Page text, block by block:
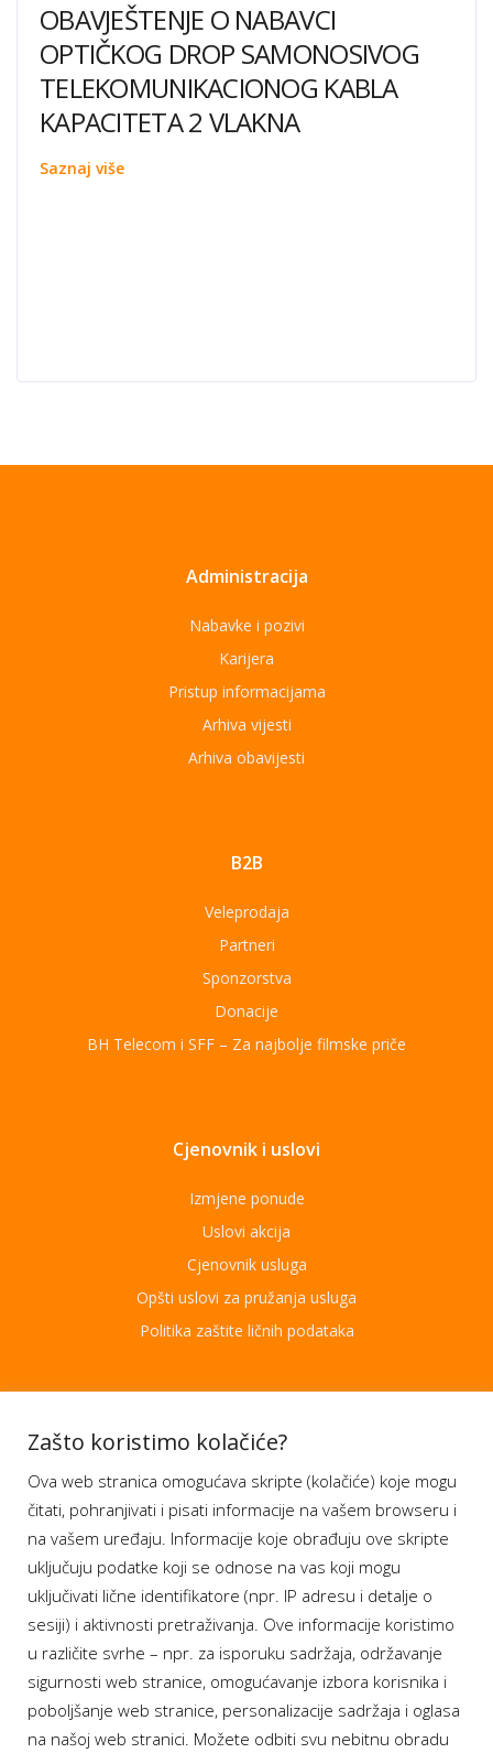
OBAVJEŠTENJE O NABAVCI
OPTIČKOG DROP SAMONOSIVOG
TELEKOMUNIKACIONOG KABLA
KAPACITETA 2 VLAKNA
Saznaj više
Administracija
Nabavke i pozivi
Karijera
Pristup informacijama
Arhiva vijesti
Arhiva obavijesti
B2B
Veleprodaja
Partneri
Sponzorstva
Donacije
BH Telecom i SFF – Za najbolje filmske priče
Cjenovnik i uslovi
Izmjene ponude
Uslovi akcija
Cjenovnik usluga
Opšti uslovi za pružanja usluga
Politika zaštite ličnih podataka
Aplikacije
Moj BH Telecom
Dostupnost usluga
Moja webTV
Aukcije BH Telecom
Program lojalnosti
Bonus plus
Zašto koristimo kolačiće?
Ova web stranica omogućava skripte (kolačiće) koje mogu
čitati, pohranjivati i pisati informacije na vašem browseru i
na vašem uređaju. Informacije koje obrađuju ove skripte
uključuju podatke koji se odnose na vas koji mogu
uključivati lične identifikatore (npr. IP adresu i detalje o
sesiji) i aktivnosti pretraživanja. Ove informacije koristimo
u različite svrhe – npr. za isporuku sadržaja, održavanje
sigurnosti web stranice, omogućavanje izbora korisnika i
poboljšanje web stranice, personalizacije sadržaja i oglasa
na našoj web stranici. Možete odbiti svu nebitnu obradu